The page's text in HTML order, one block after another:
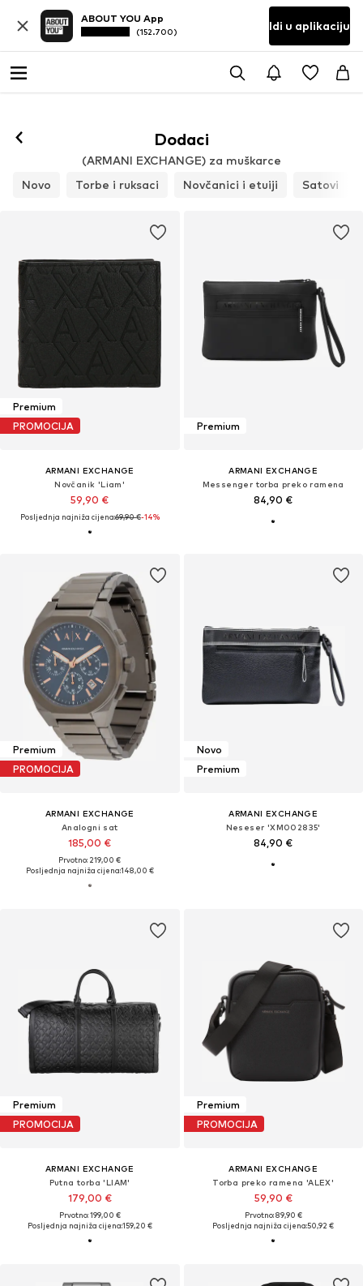
ABOUT YOU App
(152.700) Idi u aplikaciju
Dodaci
(ARMANI EXCHANGE) za muškarce
Novo
Torbe i ruksaci Novčanici i etuiji Satovi
Premium
PROMOCIJA
ARMANI EXCHANGE
Novčanik 'Liam'
59,90 €
Posljednja najniža cijena:69,90 €-14%
Premium
ARMANI EXCHANGE
Messenger torba preko ramena
84,90 €
Premium
PROMOCIJA
ARMANI EXCHANGE
Analogni sat
185,00 €
Prvotno: 219,00 €
Posljednja najniža cijena:148,00 €
Novo
Premium
ARMANI EXCHANGE
Neseser 'XM002835'
84,90 €
Premium
PROMOCIJA
ARMANI EXCHANGE
Putna torba 'LIAM'
179,00 €
Prvotno: 199,00 €
Posljednja najniža cijena:159,20 €
Premium
PROMOCIJA
ARMANI EXCHANGE
Torba preko ramena 'ALEX'
59,90 €
Prvotno: 89,90 €
Posljednja najniža cijena:50,92 €